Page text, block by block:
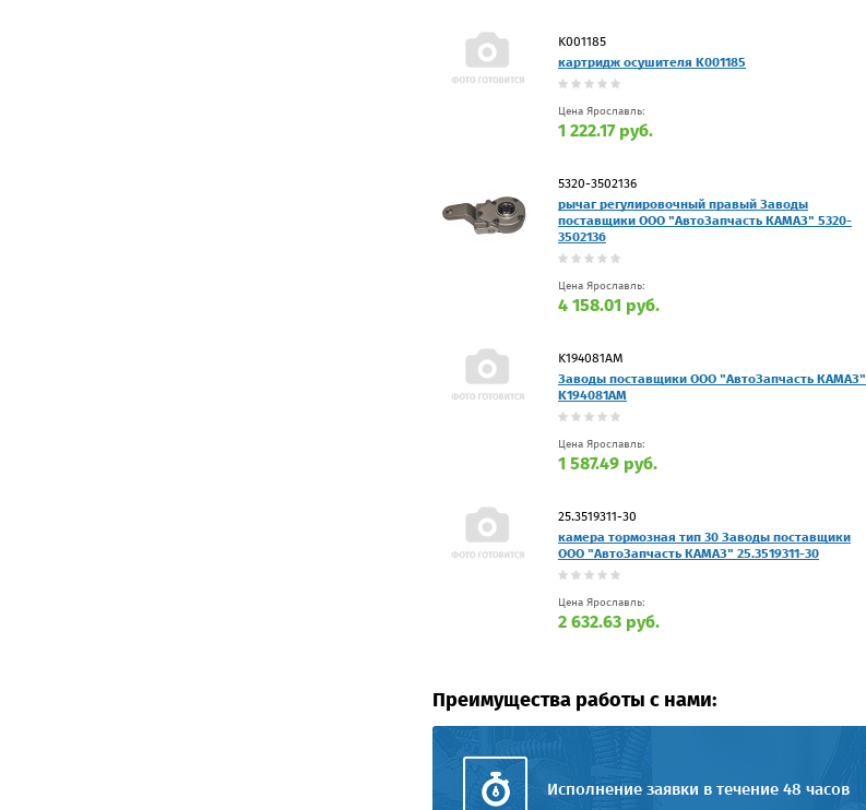
K001185
картридж осушителя K001185
Цена Ярославль:
1 222.17 руб.
5320-3502136
рычаг регулировочный правый Заводы
поставщики ООО "АвтоЗапчасть КАМАЗ" 5320-
3502136
Цена Ярославль:
4 158.01 руб.
K194081AM
Заводы поставщики ООО "АвтоЗапчасть КАМАЗ"
K194081AM
Цена Ярославль:
1 587.49 руб.
25.3519311-30
камера тормозная тип 30 Заводы поставщики
ООО "АвтоЗапчасть КАМАЗ" 25.3519311-30
Цена Ярославль:
2 632.63 руб.
Преимущества работы с нами:
Исполнение заявки в течение 48 часов